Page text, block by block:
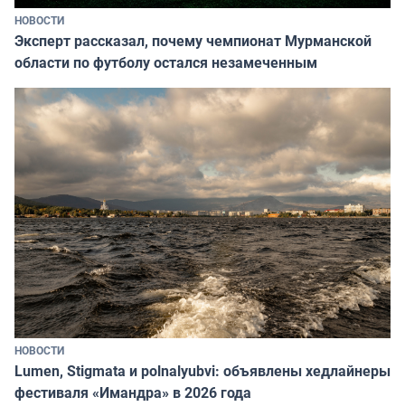
НОВОСТИ
Эксперт рассказал, почему чемпионат Мурманской
области по футболу остался незамеченным
НОВОСТИ
Lumen, Stigmata и polnalyubvi: объявлены хедлайнеры
фестиваля «Имандра» в 2026 года